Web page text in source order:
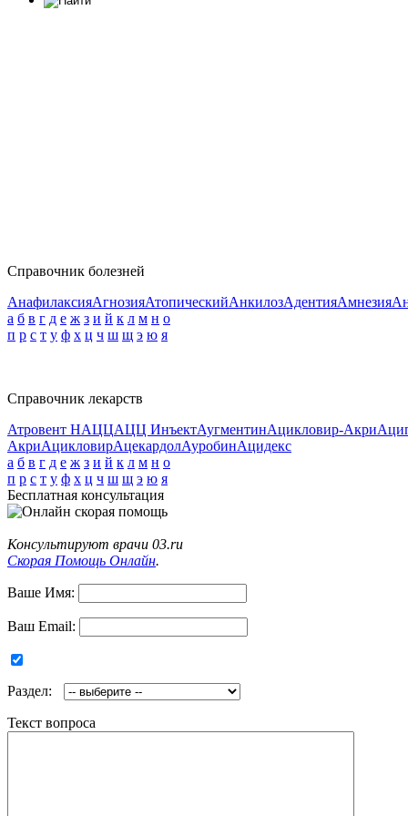
Справочник болезней
АнафилаксияАгнозияАтопическийАнкилозАдентияАмнезия
а б в г д е ж з и й к л м н о
п р с т у ф х ц ч ш щ э ю я
Справочник лекарств
Атровент НАЦЦАЦЦ ИнъектАугментинАцикловир-Акри
АкриАцикловирАцекардолАуробинАцидекс
а б в г д е ж з и й к л м н о
п р с т у ф х ц ч ш щ э ю я
Бесплатная консультация
Консультируют врачи 03.ru
Скорая Помощь Онлайн.
Ваше Имя:
Ваш Email:
Раздел:
Текст вопроса